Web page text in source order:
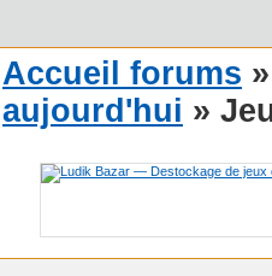
Accueil forums
aujourd'hui »